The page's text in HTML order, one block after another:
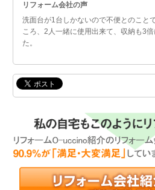
リフォーム会社の声
洗面台が1台しかないので不便とのこと
ころ、2人一緒に使用出来て、収納も3
た。